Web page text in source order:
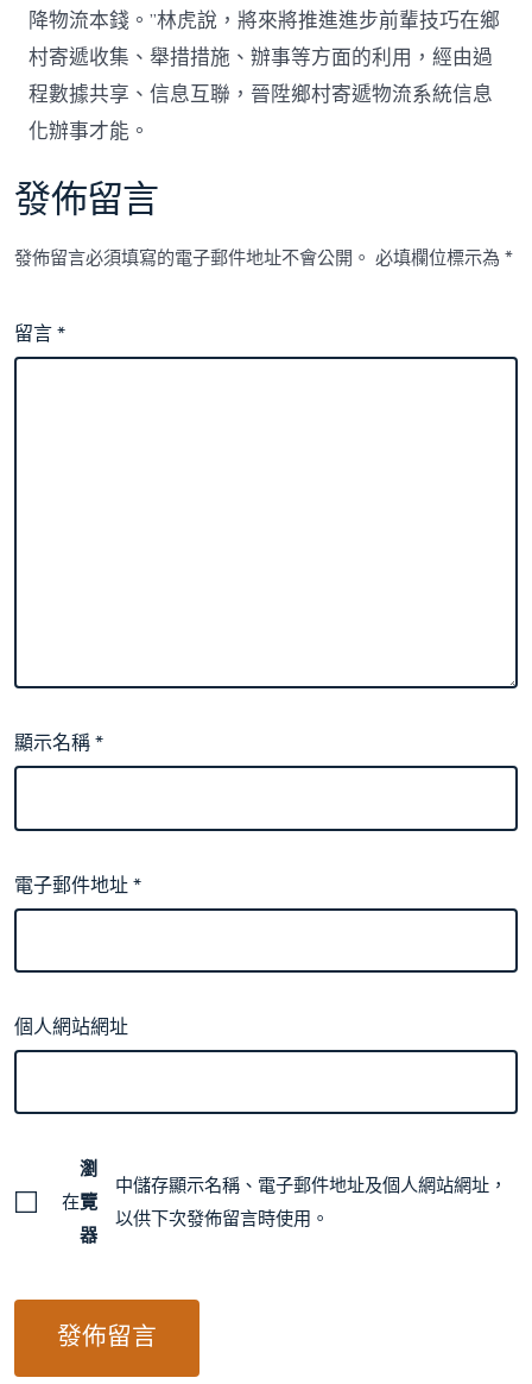
降物流本錢。”林虎說，將來將推進進步前輩技巧在鄉
村寄遞收集、舉措措施、辦事等方面的利用，經由過
程數據共享、信息互聯，晉陞鄉村寄遞物流系統信息
化辦事才能。
發佈留言
發佈留言必須填寫的電子郵件地址不會公開。 必填欄位標示為*
留言*
顯示名稱*
電子郵件地址*
個人網站網址
在
瀏
覽
器
中儲存顯示名稱、電子郵件地址及個人網站網址，
以供下次發佈留言時使用。